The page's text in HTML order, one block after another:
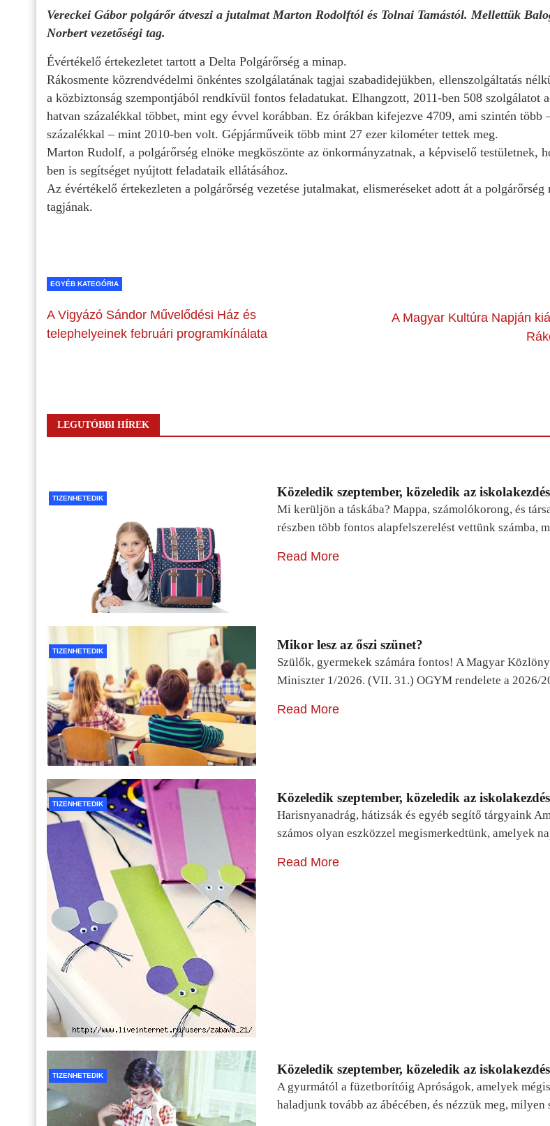
Vereckei Gábor polgárőr átveszi a jutalmat Marton Rodolftól és Tolnai Tamástól. Mellettük
Norbert vezetőségi tag.
Évértékelő értekezletet tartott a Delta Polgárőrség a minap.
Rákosmente közrendvédelmi önkéntes szolgálatának tagjai szabadidejükben, ellenszolgáltatás
a közbiztonság szempontjából rendkívül fontos feladatukat. Elhangzott, 2011-ben 508 szolgálatot
hatvan százalékkal többet, mint egy évvel korábban. Ez órákban kifejezve 4709, ami szintén több
százalékkal – mint 2010-ben volt. Gépjárműveik több mint 27 ezer kilométer tettek meg.
Marton Rudolf, a polgárőrség elnöke megköszönte az önkormányzatnak, a képviselő testületnek,
ben is segítséget nyújtott feladataik ellátásához.
Az évértékelő értekezleten a polgárőrség vezetése jutalmakat, elismeréseket adott át a polgárőrség
tagjának.
EGYÉB KATEGÓRIA
A Vigyázó Sándor Művelődési Ház és
telephelyeinek februári programkínálata
A Magyar Kultúra Napján
LEGUTÓBBI HÍREK
TIZENHETEDIK Közeledik szeptember, közeledik az
Mi kerüljön a táskába? Mappa, számolókorong, és
részben több fontos alapfelszerelést vettünk számba,
Read More
TIZENHETEDIK Mikor lesz az őszi szünet?
Szülők, gyermekek számára fontos! A Magyar
Miniszter 1/2026. (VII. 31.) OGYM rendelete a 2026/
Read More
TIZENHETEDIK Közeledik szeptember, közeledik az
Harisnyanadrág, hátizsák és egyéb segítő tárgyaink
számos olyan eszközzel megismerkedtünk, amelyek
Read More
TIZENHETEDIK Közeledik szeptember, közeledik az
A gyurmától a füzetborítóig Apróságok, amelyek
haladjunk tovább az ábécében, és nézzük meg,